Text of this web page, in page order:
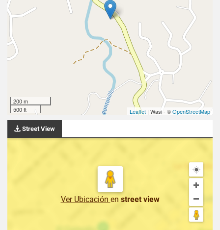
200 m
500 ft
Leaflet | Wasi - ©OpenStreetMap
Street View
Ver Ubicación en street view